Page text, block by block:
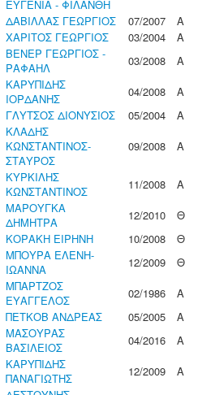
ΕΥΓΕΝΙΑ - ΦΙΛΑΝΘΗ
ΔΑΒΙΛΛΑΣ ΓΕΩΡΓΙΟΣ 07/2007
Α
ΧΑΡΙΤΟΣ ΓΕΩΡΓΙΟΣ 03/2004
Α
ΒΕΝΕΡ ΓΕΩΡΓΙΟΣ -
ΡΑΦΑΗΛ
03/2008
Α
ΚΑΡΥΠΙΔΗΣ
ΙΟΡΔΑΝΗΣ
04/2008
Α
ΓΛΥΤΣΟΣ ΔΙΟΝΥΣΙΟΣ 05/2004
Α
ΚΛΑΔΗΣ
ΚΩΝΣΤΑΝΤΙΝΟΣ-
ΣΤΑΥΡΟΣ
09/2008 Α
ΚΥΡΚΙΛΗΣ
ΚΩΝΣΤΑΝΤΙΝΟΣ
11/2008
Α
ΜΑΡΟΥΓΚΑ
ΔΗΜΗΤΡΑ
12/2010
Θ
ΚΟΡΑΚΗ ΕΙΡΗΝΗ 10/2008
Θ
ΜΠΟΥΡΑ ΕΛΕΝΗ-
ΙΩΑΝΝΑ
12/2009
Θ
ΜΠΑΡΤΖΟΣ
ΕΥΑΓΓΕΛΟΣ
02/1986
Α
ΠΕΤΚΟΒ ΑΝΔΡΕΑΣ 05/2005
Α
ΜΑΣΟΥΡΑΣ
ΒΑΣΙΛΕΙΟΣ
04/2016
Α
ΚΑΡΥΠΙΔΗΣ
ΠΑΝΑΓΙΩΤΗΣ
12/2009
Α